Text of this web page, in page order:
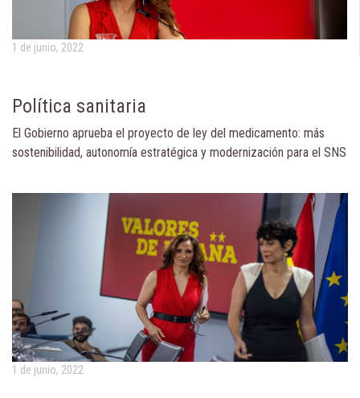
1 de junio, 2022
Política sanitaria
El Gobierno aprueba el proyecto de ley del medicamento: más
sostenibilidad, autonomía estratégica y modernización para el SNS
1 de junio, 2022